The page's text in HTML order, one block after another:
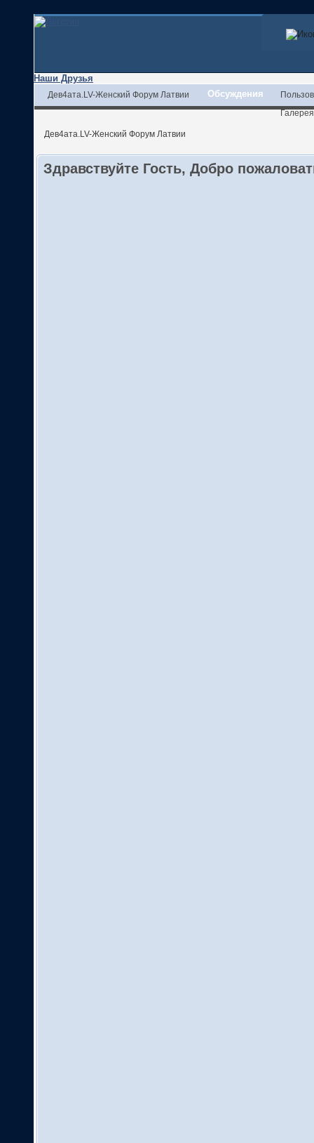
Наши Друзья
Дев4ата.LV-Женский Форум Латвии Обсуждения
Галерея
Дев4ата.LV-Женский Форум Латвии
Здравствуйте Гость, Добро